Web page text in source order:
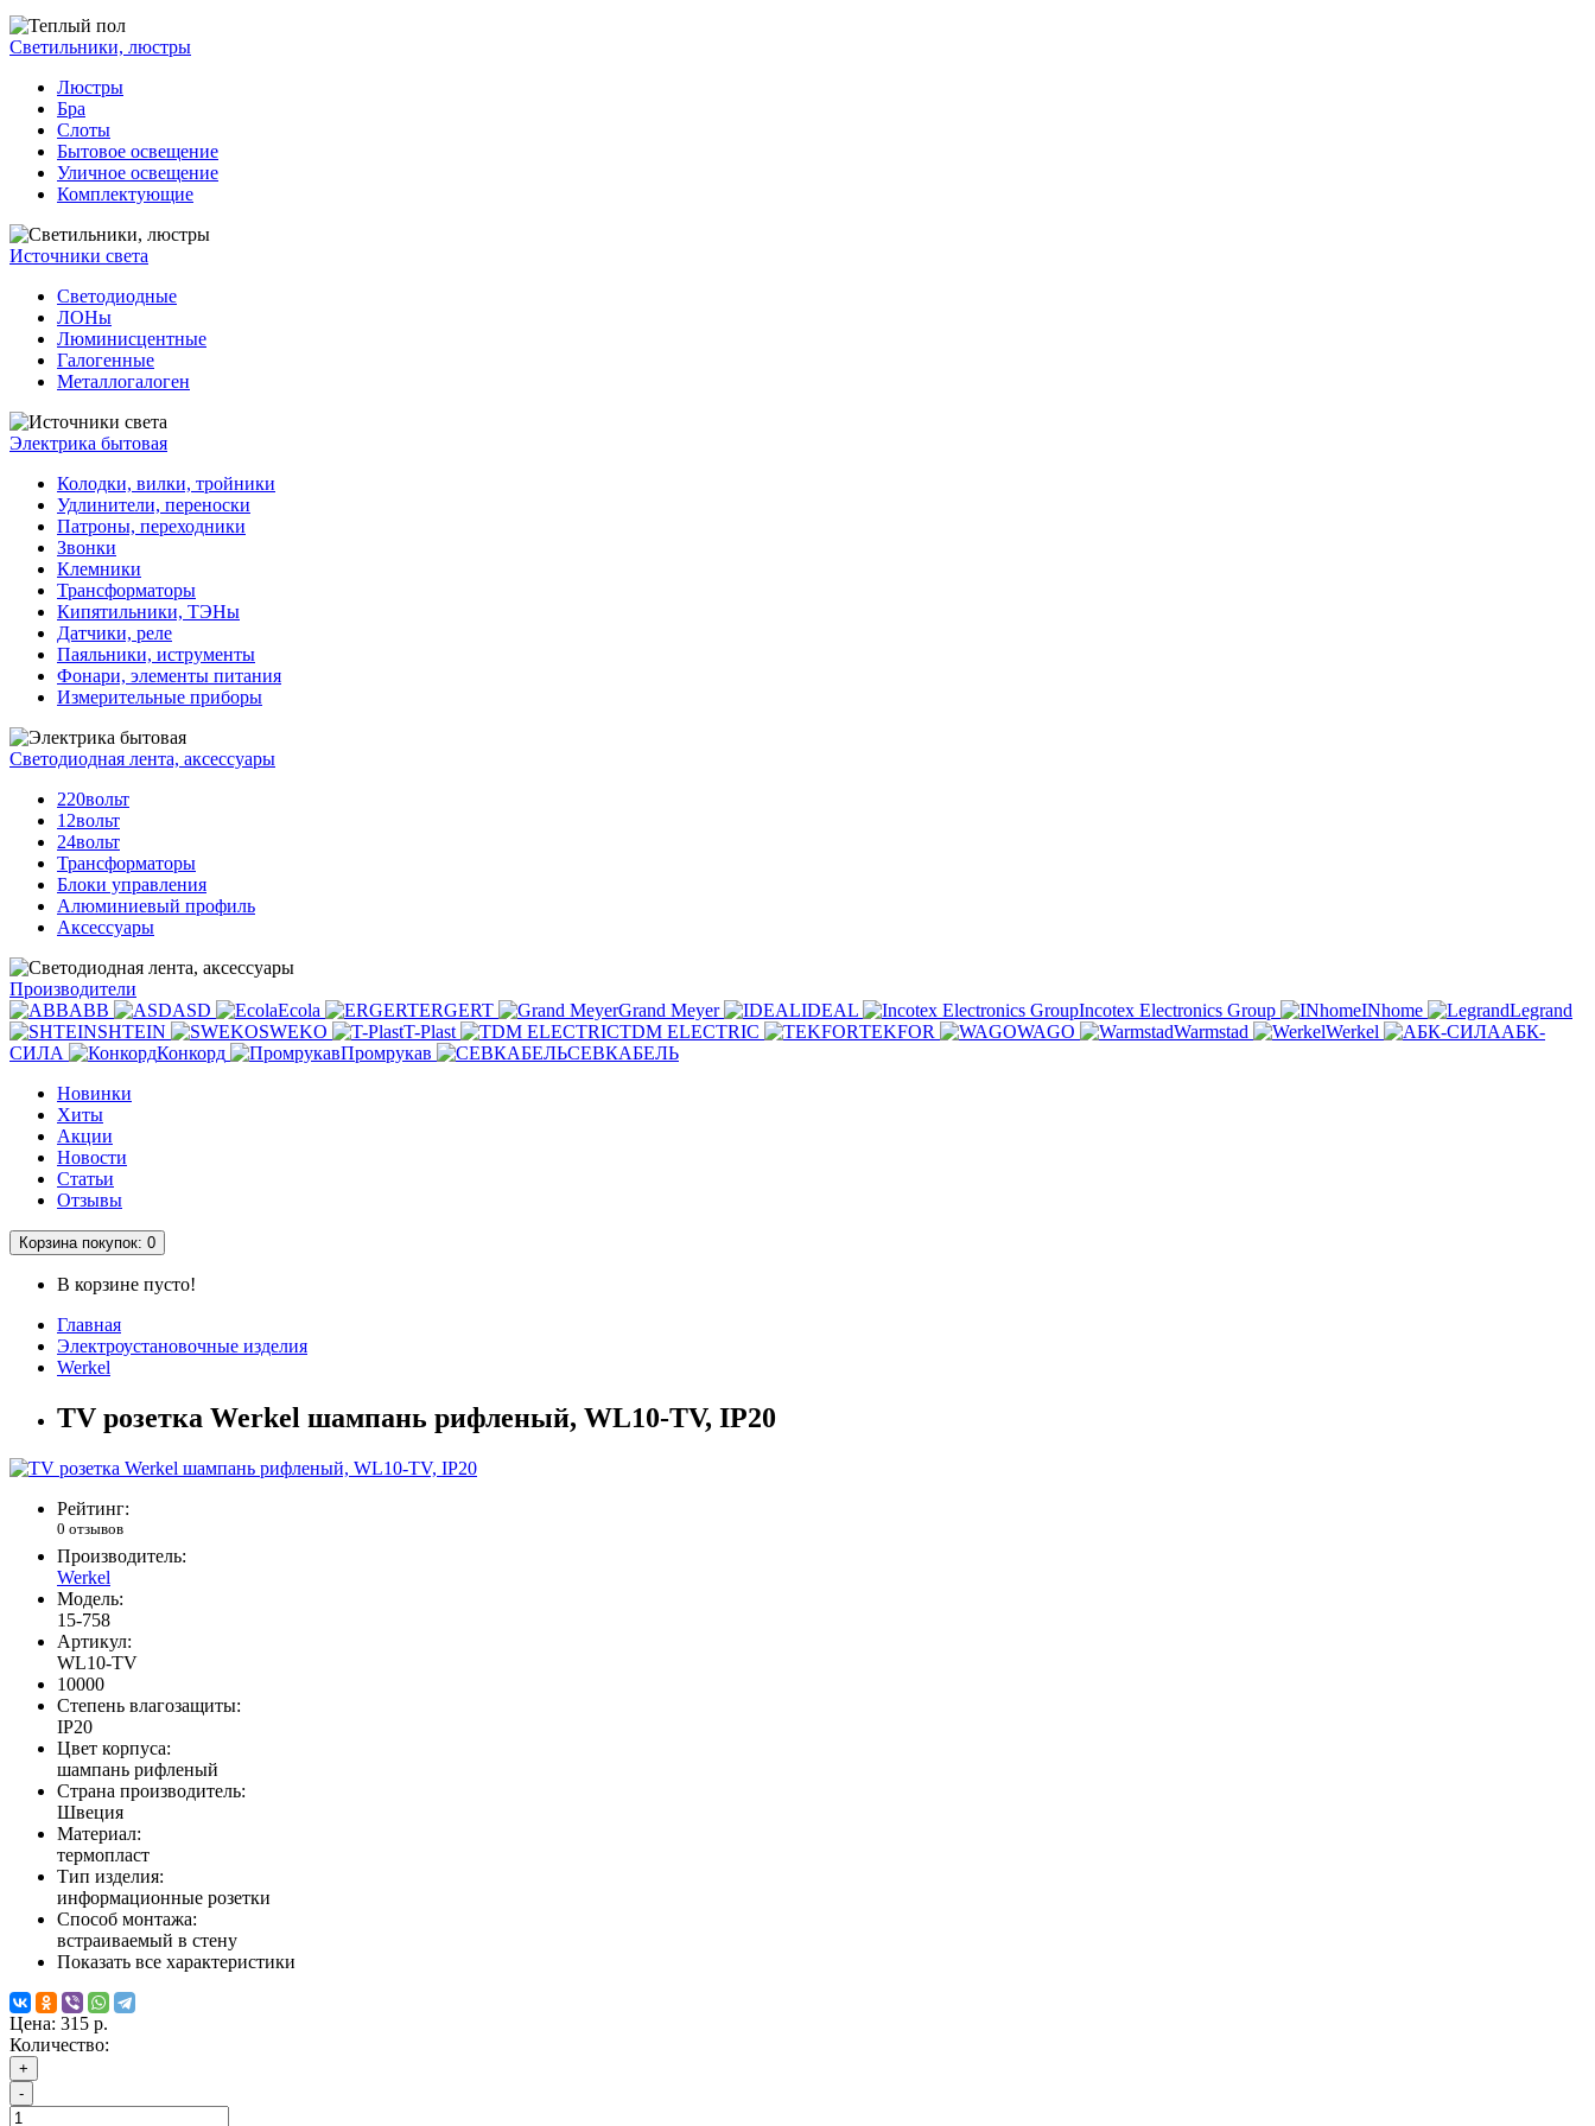
Светильники, люстры
Люстры
Бра
Слоты
Бытовое освещение
Уличное освещение
Комплектующие
Источники света
Светодиодные
ЛОНы
Люминисцентные
Галогенные
Металлогалоген
Электрика бытовая
Колодки, вилки, тройники
Удлинители, переноски
Патроны, переходники
Звонки
Клемники
Трансформаторы
Кипятильники, ТЭНы
Датчики, реле
Паяльники, иструменты
Фонари, элементы питания
Измерительные приборы
Светодиодная лента, аксессуары
220вольт
12вольт
24вольт
Трансформаторы
Блоки управления
Алюминиевый профиль
Аксессуары
Производители
ABB
ASD Ecola ERGERT Grand Meyer IDEAL Incotex Electronics Group INhome
Legrand
SHTEIN
SWEKO T-Plast TDM ELECTRIC TEKFOR WAGO Warmstad Werkel
АБК-
СИЛА
Конкорд Промрукав
СЕВКАБЕЛЬ
Новинки
Хиты
Акции
Новости
Статьи
Отзывы
Корзина покупок: 0
В корзине пусто!
Главная
Электроустановочные изделия
Werkel
TV розетка Werkel шампань рифленый, WL10-TV, IP20
Рейтинг:
0 отзывов
Производитель:
Werkel
Модель:
15-758
Артикул:
WL10-TV
10000
Степень влагозащиты:
IP20
Цвет корпуса:
шампань рифленый
Страна производитель:
Швеция
Материал:
термопласт
Тип изделия:
информационные розетки
Способ монтажа:
встраиваемый в стену
Показать все характеристики
Цена: 315 р.
Количество:
+
-